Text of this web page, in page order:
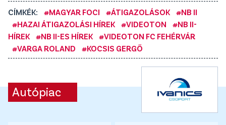
CÍMKÉK: #MAGYAR FOCI #ÁTIGAZOLÁSOK
#NB II
#HAZAI ÁTIGAZOLÁSI HÍREK
#VIDEOTON
#NB II-
HÍREK
#NB II-ES HÍREK
#VIDEOTON FC FEHÉRVÁR
#VARGA ROLAND
#KOCSIS GERGŐ
Autópiac